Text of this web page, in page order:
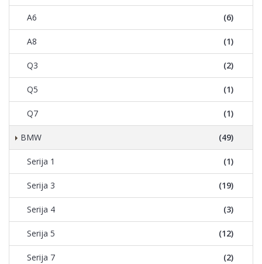
A6 (6)
A8 (1)
Q3 (2)
Q5 (1)
Q7 (1)
BMW (49)
Serija 1 (1)
Serija 3 (19)
Serija 4 (3)
Serija 5 (12)
Serija 7 (2)